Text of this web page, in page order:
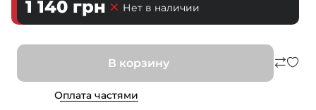
1 140 грн Нет в наличии
В корзину
Оплата частями